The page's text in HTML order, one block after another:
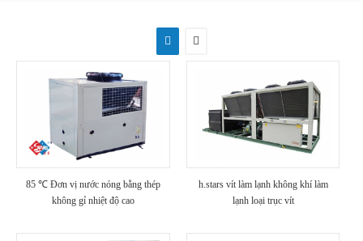
85 ℃ Đơn vị nước nóng bằng thép
không gỉ nhiệt độ cao
h.stars vít làm lạnh không khí làm
lạnh loại trục vít